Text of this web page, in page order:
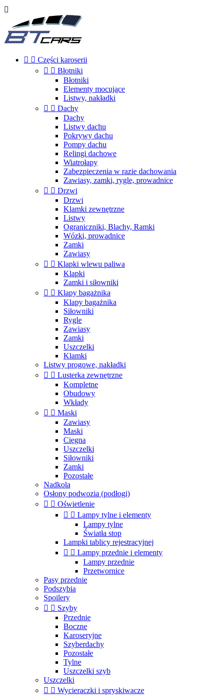

  Części karoserii
  Błotniki
Błotniki
Elementy mocujące
Listwy, nakładki
  Dachy
Dachy
Listwy dachu
Pokrywy dachu
Pompy dachu
Relingi dachowe
Wiatrołapy
Zabezpieczenia w razie dachowania
Zawiasy, zamki, rygle, prowadnice
  Drzwi
Drzwi
Klamki zewnętrzne
Listwy
Ograniczniki, Blachy, Ramki
Wózki, prowadnice
Zamki
Zawiasy
  Klapki wlewu paliwa
Klapki
Zamki i siłowniki
  Klapy bagażnika
Klapy bagażnika
Siłowniki
Rygle
Zawiasy
Zamki
Uszczelki
Klamki
Listwy progowe, nakładki
  Lusterka zewnętrzne
Kompletne
Obudowy
Wkłady
  Maski
Zawiasy
Maski
Cięgna
Uszczelki
Siłowniki
Zamki
Pozostałe
Nadkola
Osłony podwozia (podłogi)
  Oświetlenie
  Lampy tylne i elementy
Lampy tylne
Światła stop
Lampki tablicy rejestracyjnej
  Lampy przednie i elementy
Lampy przednie
Przetwornice
Pasy przednie
Podszybia
Spoilery
  Szyby
Przednie
Boczne
Karoseryjne
Szyberdachy
Pozostałe
Tylne
Uszczelki szyb
Uszczelki
  Wycieraczki i spryskiwacze